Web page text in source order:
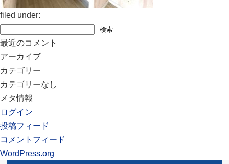
filed under:
索:
検索
最近のコメント
アーカイブ
カテゴリー
カテゴリーなし
メタ情報
ログイン
投稿フィード
コメントフィード
WordPress.org